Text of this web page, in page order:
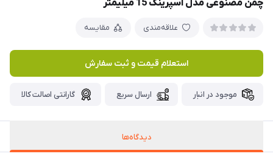
چمن مصنوعی مدل اسپرینگ 15 میلیمتر
علاقه‌مندی مقایسه
استعلام قیمت و ثبت سفارش
موجود در انبار ارسال سریع گارانتی اصالت کالا
دیدگاه‌ها